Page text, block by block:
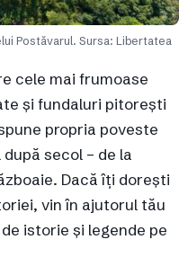
Postăvarul. Sursa: Libertatea
cele mai frumoase
și fundaluri pitorești
propria poveste
secol – de la
Dacă îți dorești
vin în ajutorul tău
istorie și legende pe